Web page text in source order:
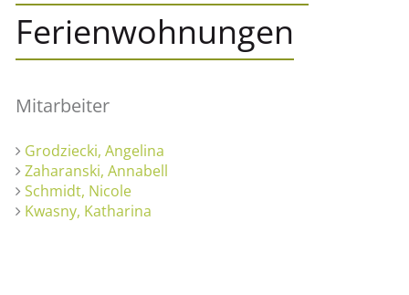
Ferienwohnungen
Mitarbeiter
Grodziecki, Angelina
Zaharanski, Annabell
Schmidt, Nicole
Kwasny, Katharina